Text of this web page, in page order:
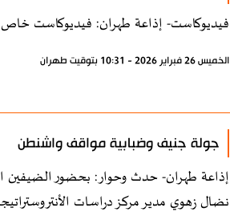
فيديوكاست- إذاعة طهران: فيديوكاست خاص
الخميس 26 فبراير 2026 - 10:31 بتوقيت طهران
جولة جنيف وضبابية مواقف واشنطن
إذاعة طهران- حدث وحوار: بحضور الضيفين
نضال زهوي مدير مركز دراسات